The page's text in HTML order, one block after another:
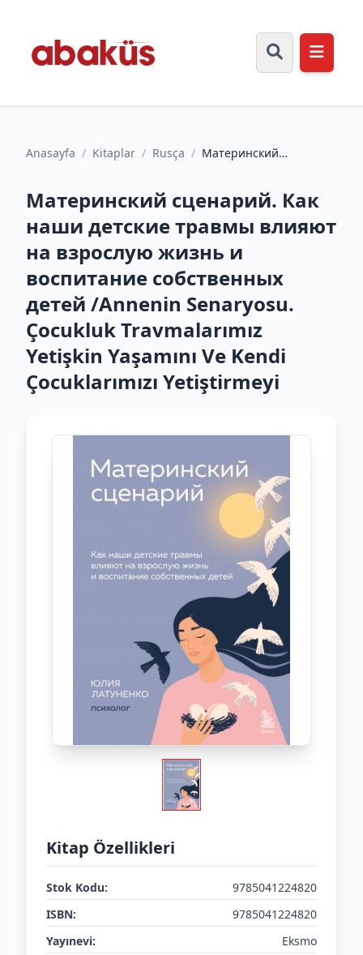
Anasayfa / Kitaplar / Rusça / Материнский
на взрослую...
Материнский сценарий. Как
наши детские травмы влияют
на взрослую жизнь и
воспитание собственных
детей /Annenin Senaryosu.
Çocukluk Travmalarımız
Yetişkin Yaşamını Ve Kendi
Çocuklarımızı Yetiştirmeyi
Kitap Özellikleri
Stok Kodu:
9785041224820
ISBN:
9785041224820
Yayınevi:
Eksmo